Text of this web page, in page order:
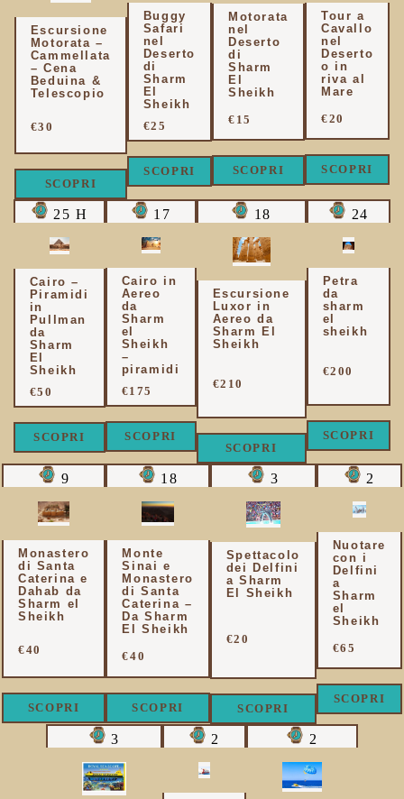
Escursione
Motorata –
Cammellata
– Cena
Beduina &
Telescopio
€30
SCOPRI
Buggy
Safari
nel
Deserto
di
Sharm
El
Sheikh
€25
SCOPRI
Motorata
nel
Deserto
di
Sharm
El
Sheikh
€15
SCOPRI
Tour a
Cavallo
nel
Deserto
o in
riva al
Mare
€20
SCOPRI
25 H
Cairo –
Piramidi
in
Pullman
da
Sharm
El
Sheikh
€50
SCOPRI
17
Cairo in
Aereo
da
Sharm
el
Sheikh
–
piramidi
€175
SCOPRI
18
Escursione
Luxor in
Aereo da
Sharm El
Sheikh
€210
SCOPRI
24
Petra
da
sharm
el
sheikh
€200
SCOPRI
9
Monastero
di Santa
Caterina e
Dahab da
Sharm el
Sheikh
€40
SCOPRI
18
Monte
Sinai e
Monastero
di Santa
Caterina –
Da Sharm
El Sheikh
€40
SCOPRI
3
Spettacolo
dei Delfini
a Sharm
El Sheikh
€20
SCOPRI
2
Nuotare
con i
Delfini
a
Sharm
el
Sheikh
€65
SCOPRI
3 2 2